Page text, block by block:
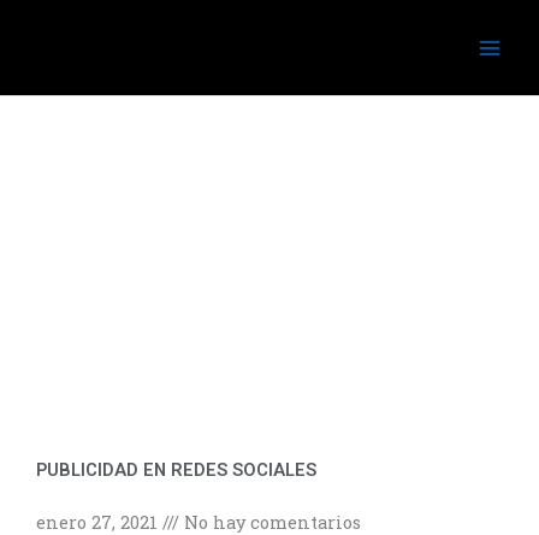
PUBLICIDAD EN REDES SOCIALES
enero 27, 2021 No hay comentarios